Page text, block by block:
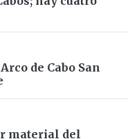
de Cabo San
material del